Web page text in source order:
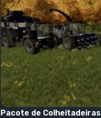
Pacote de